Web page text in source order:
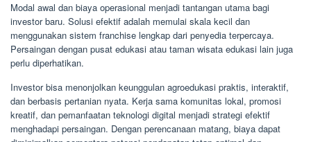
Modal awal dan biaya operasional menjadi tantangan utama bagi
investor baru. Solusi efektif adalah memulai skala kecil dan
menggunakan sistem franchise lengkap dari penyedia terpercaya.
Persaingan dengan pusat edukasi atau taman wisata edukasi lain juga
perlu diperhatikan.
Investor bisa menonjolkan keunggulan agroedukasi praktis, interaktif,
dan berbasis pertanian nyata. Kerja sama komunitas lokal, promosi
kreatif, dan pemanfaatan teknologi digital menjadi strategi efektif
menghadapi persaingan. Dengan perencanaan matang, biaya dapat